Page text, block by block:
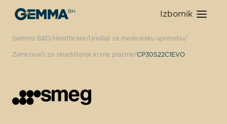
Izbornik
Gemma B&D Healthcare Uređaji za medicinsku upotrebu
Zamrzivači za skladištenje krvne plazme CP30S22C1EVO